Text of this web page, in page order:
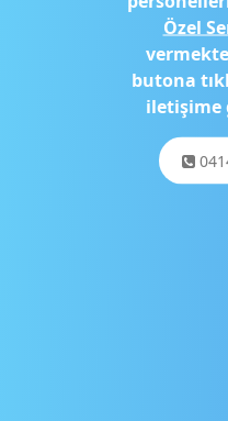
Özel
butona
iletişime